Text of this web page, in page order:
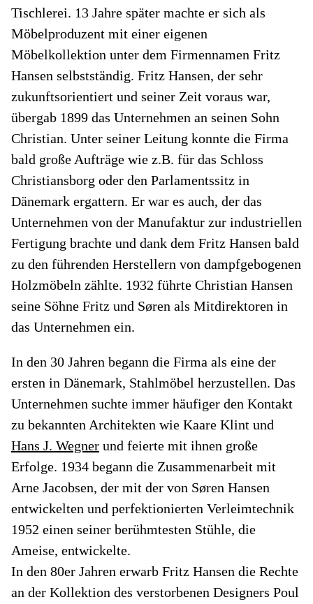
Tischlerei. 13 Jahre später machte er sich als
Möbelproduzent mit einer eigenen
Möbelkollektion unter dem Firmennamen Fritz
Hansen selbstständig. Fritz Hansen, der sehr
zukunftsorientiert und seiner Zeit voraus war,
übergab 1899 das Unternehmen an seinen Sohn
Christian. Unter seiner Leitung konnte die Firma
bald große Aufträge wie z.B. für das Schloss
Christiansborg oder den Parlamentssitz in
Dänemark ergattern. Er war es auch, der das
Unternehmen von der Manufaktur zur industriellen
Fertigung brachte und dank dem Fritz Hansen bald
zu den führenden Herstellern von dampfgebogenen
Holzmöbeln zählte. 1932 führte Christian Hansen
seine Söhne Fritz und Søren als Mitdirektoren in
das Unternehmen ein.
In den 30 Jahren begann die Firma als eine der
ersten in Dänemark, Stahlmöbel herzustellen. Das
Unternehmen suchte immer häufiger den Kontakt
zu bekannten Architekten wie Kaare Klint und
Hans J. Wegner und feierte mit ihnen große
Erfolge. 1934 begann die Zusammenarbeit mit
Arne Jacobsen, der mit der von Søren Hansen
entwickelten und perfektionierten Verleimtechnik
1952 einen seiner berühmtesten Stühle, die
Ameise, entwickelte.
In den 80er Jahren erwarb Fritz Hansen die Rechte
an der Kollektion des verstorbenen Designers Poul